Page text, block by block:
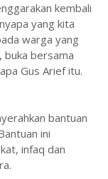
kembali
yang kita
warga yang
buka bersama
Gus Arief itu.
bantuan
ini
infaq dan